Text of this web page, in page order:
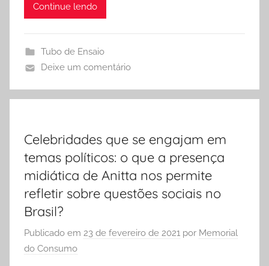
Continue lendo
Tubo de Ensaio
Deixe um comentário
Celebridades que se engajam em
temas políticos: o que a presença
midiática de Anitta nos permite
refletir sobre questões sociais no
Brasil?
Publicado em 23 de fevereiro de 2021 por Memorial
do Consumo